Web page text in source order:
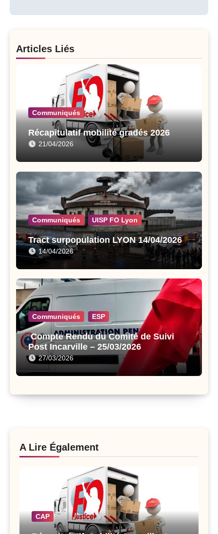
Articles Liés
Communiqués
Récapitulatif mobilité gradés 2026
21/04/2026
Communiqués UISP FO Lyon
Tract surpopulation LYON 14/04/2026
14/04/2026
Communiqués ESP
Compte Rendu du Comité de Suivi
Post Incarville – 25/03/2026
27/03/2026
A Lire Également
CAP